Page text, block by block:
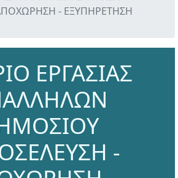
- ΕΞΥΠΗΡΕΤΗΣΗ
ΕΡΓΑΣΙΑΣ
-